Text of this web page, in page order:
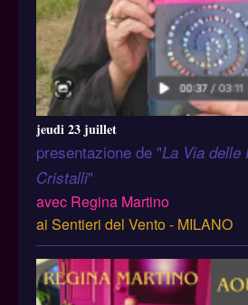
jeudi 23 juillet
presentazione de "La Via delle
Cristalli"
avec Regina Martino
ai Sentieri del Vento - MILANO